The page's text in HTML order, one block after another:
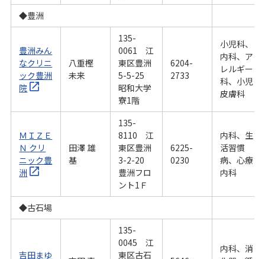
◆豊洲
豊洲みん
なクリニ
ック豊洲
院
八重樫
未来
135-
0061 江
東区豊洲
5-5-25
昭和大学
寮1階
6204-
2733
小児科、
内科、ア
レルギー
科、小児
皮膚科
ＭＩＺＥ
Ｎ クリ
ニック豊
洲
田澤 雄
基
135-
8110 江
東区豊洲
3-2-20
豊洲フロ
ント1Ｆ
6225-
0230
内科、生
活習慣
病、心療
内科
◆古石場
吉田まゆ
135-
0045 江
東区古石
内科、消